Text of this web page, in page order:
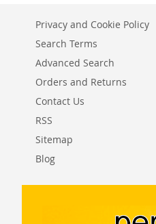
Privacy and Cookie Policy
Search Terms
Advanced Search
Orders and Returns
Contact Us
RSS
Sitemap
Blog